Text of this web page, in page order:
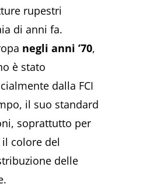
rupestri
di anni fa.
negli anni ’70,
è stato
dalla FCI
il suo standard
soprattutto per
colore del
delle